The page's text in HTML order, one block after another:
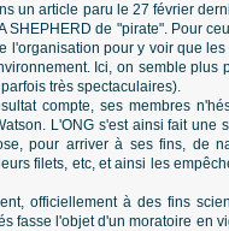
un article paru le 27 février
de "pirate". Pour
l'organisation pour y voir que
Ici, on semble plus
très spectaculaires).
compte, ses membres
L'ONG s'est ainsi fait une
pour arriver à ses fins, de
filets, etc, et ainsi les
officiellement à des fins
fasse l'objet d'un moratoire en